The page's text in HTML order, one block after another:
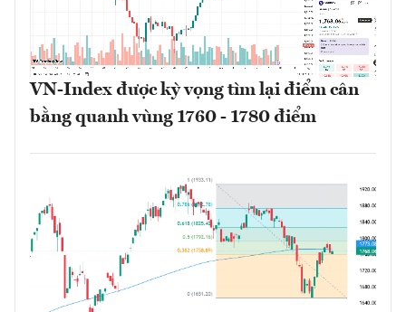
VN-Index được kỳ vọng tìm lại điểm cân
bằng quanh vùng 1760 - 1780 điểm